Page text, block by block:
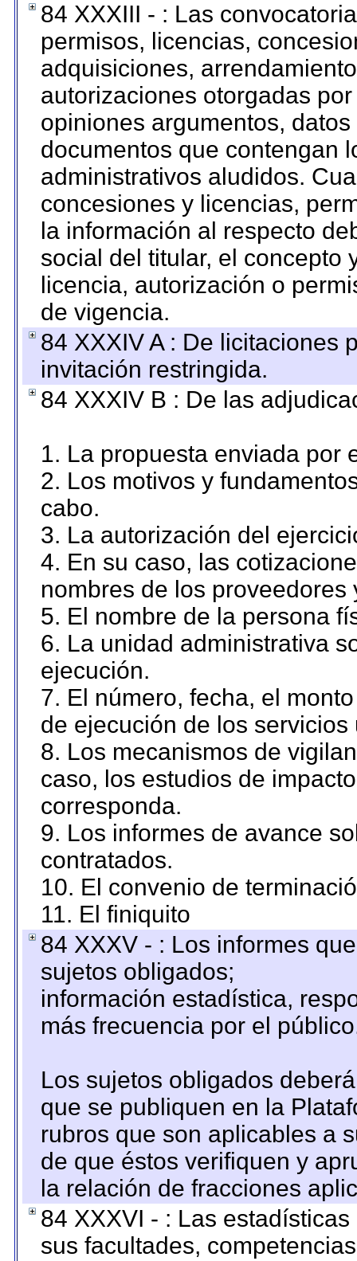
84 XXXIII - : Las
permisos, licencias,
adquisiciones,
autorizaciones otorgadas
opiniones argumentos,
documentos que contengan
administrativos aludidos.
concesiones y licencias,
la información al respecto
social del titular, el concepto
licencia, autorización o
de vigencia.
84 XXXIV A : De licitaciones
invitación restringida.
84 XXXIV B : De las
1. La propuesta enviada por
2. Los motivos y
cabo.
3. La autorización del
4. En su caso, las
nombres de los proveedores
5. El nombre de la persona
6. La unidad administrativa
ejecución.
7. El número, fecha, el
de ejecución de los servicios
8. Los mecanismos de
caso, los estudios de
corresponda.
9. Los informes de avance
contratados.
10. El convenio de
11. El finiquito
84 XXXV - : Los informes
sujetos obligados;
información estadística,
más frecuencia por el
Los sujetos obligados
que se publiquen en la
rubros que son aplicables a
de que éstos verifiquen y
la relación de fracciones
84 XXXVI - : Las
sus facultades,